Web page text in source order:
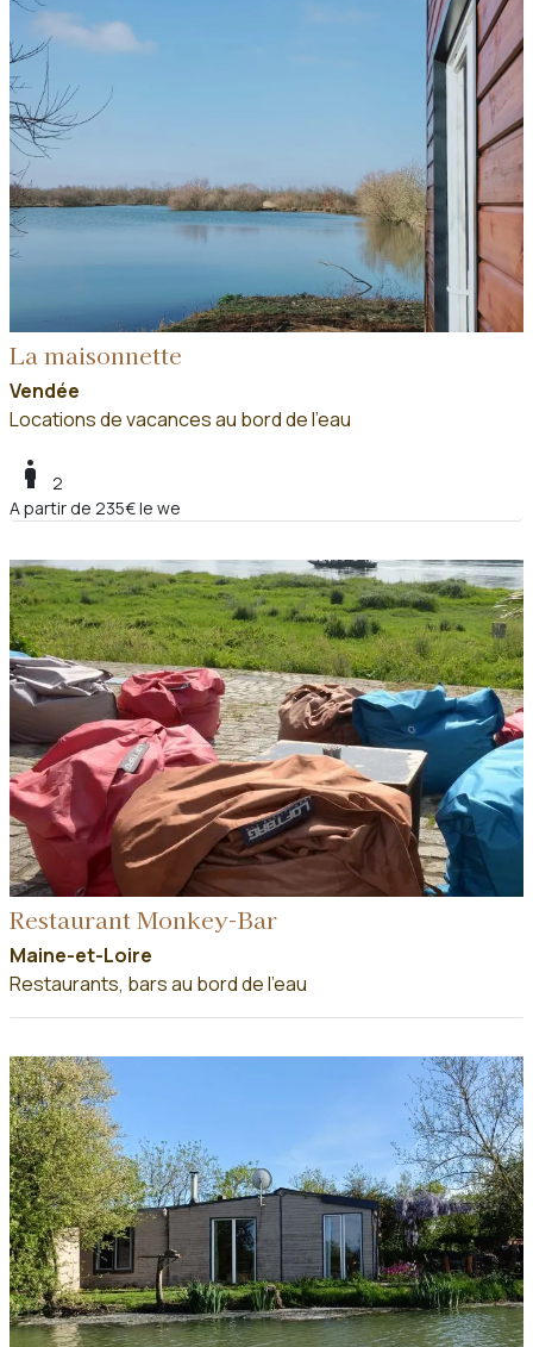
La maisonnette
Vendée
Locations de vacances au bord de l'eau
boy
2
A partir de 235€ le we
Restaurant Monkey-Bar
Maine-et-Loire
Restaurants, bars au bord de l'eau